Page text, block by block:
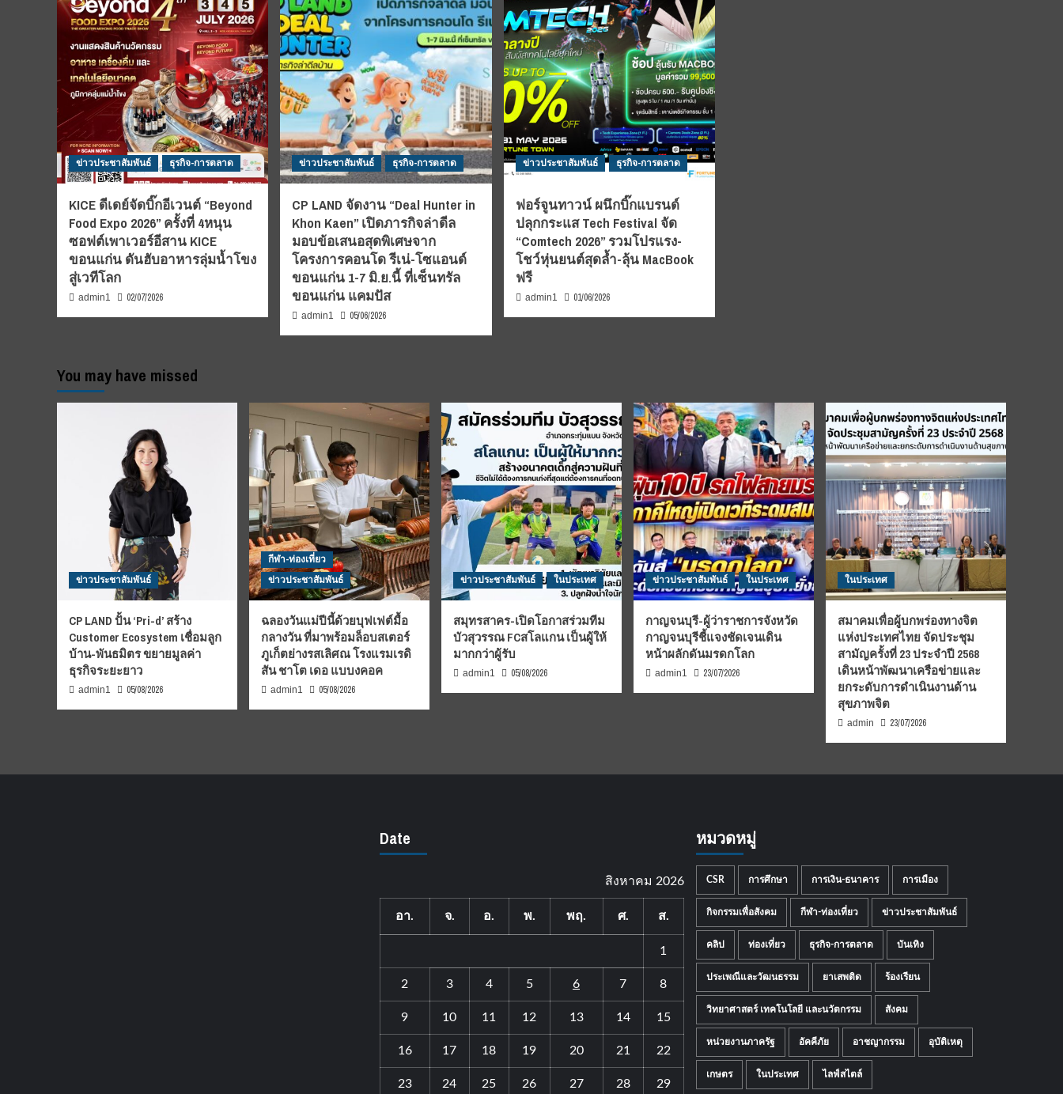
ข่าวประชาสัมพันธ์ ธุรกิจ-การตลาด
KICE ดีเดย์จัดบิ๊กอีเวนต์ “Beyond
Food Expo 2026” ครั้งที่ 4หนุน
ซอฟต์เพาเวอร์อีสาน KICE
ขอนแก่น ดันฮับอาหารลุ่มน้ำโขง
สู่เวทีโลก
admin1 02/07/2026
ข่าวประชาสัมพันธ์ ธุรกิจ-การตลาด
CP LAND จัดงาน “Deal Hunter in
Khon Kaen” เปิดภารกิจล่าดีล
มอบข้อเสนอสุดพิเศษจาก
โครงการคอนโด รีเน่-โซแอนด์
ขอนแก่น 1-7 มิ.ย.นี้ ที่เซ็นทรัล
ขอนแก่น แคมปัส
admin1 05/06/2026
ข่าวประชาสัมพันธ์ ธุรกิจ-การตลาด
ฟอร์จูนทาวน์ ผนึกบิ๊กแบรนด์
ปลุกกระแส Tech Festival จัด
“Comtech 2026” รวมโปรแรง-
โชว์หุ่นยนต์สุดล้ำ-ลุ้น MacBook
ฟรี
admin1 01/06/2026
You may have missed
ข่าวประชาสัมพันธ์
CP LAND ปั้น ‘Pri-d’ สร้าง
Customer Ecosystem เชื่อมลูก
บ้าน-พันธมิตร ขยายมูลค่า
ธุรกิจระยะยาว
admin1 05/08/2026
กีฬา-ท่องเที่ยว
ข่าวประชาสัมพันธ์
ฉลองวันแม่ปีนี้ด้วยบุฟเฟต์มื้อ
กลางวัน ที่มาพร้อมล็อบสเตอร์
ภูเก็ตย่างรสเลิศณ โรงแรมเรดิ
สัน ชาโต เดอ แบบงคอค
admin1 05/08/2026
ข่าวประชาสัมพันธ์ ในประเทศ
สมุทรสาคร-เปิดโอกาสร่วมทีม
บัวสุวรรณ FCสโลแกน เป็นผู้ให้
มากกว่าผู้รับ
admin1 05/08/2026
ข่าวประชาสัมพันธ์ ในประเทศ
กาญจนบุรี-ผู้ว่าราชการจังหวัด
กาญจนบุรีชี้แจงชัดเจนเดิน
หน้าผลักดันมรดกโลก
admin1 23/07/2026
ในประเทศ
สมาคมเพื่อผู้บกพร่องทางจิต
แห่งประเทศไทย จัดประชุม
สามัญครั้งที่ 23 ประจำปี 2568
เดินหน้าพัฒนาเครือข่ายและ
ยกระดับการดำเนินงานด้าน
สุขภาพจิต
admin 23/07/2026
Date
สิงหาคม 2026
อา. จ. อ. พ. พฤ. ศ. ส.
1
2 3 4 5 6 7 8
9 10 11 12 13 14 15
16 17 18 19 20 21 22
23 24 25 26 27 28 29
หมวดหมู่
CSR การศึกษา การเงิน-ธนาคาร การเมือง
กิจกรรมเพื่อสังคม กีฬา-ท่องเที่ยว ข่าวประชาสัมพันธ์
คลิป ท่องเที่ยว ธุรกิจ-การตลาด บันเทิง
ประเพณีและวัฒนธรรม ยาเสพติด ร้องเรียน
วิทยาศาสตร์ เทคโนโลยี และนวัตกรรม สังคม
หน่วยงานภาครัฐ อัคคีภัย อาชญากรรม อุบัติเหตุ
เกษตร ในประเทศ ไลฟ์สไตล์